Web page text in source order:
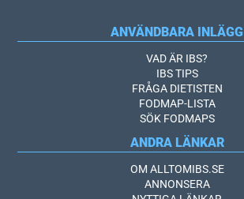
ANVÄNDBARA INLÄGG
VAD ÄR IBS?
IBS TIPS
FRÅGA DIETISTEN
FODMAP-LISTA
SÖK FODMAPS
ANDRA LÄNKAR
OM ALLTOMIBS.SE
ANNONSERA